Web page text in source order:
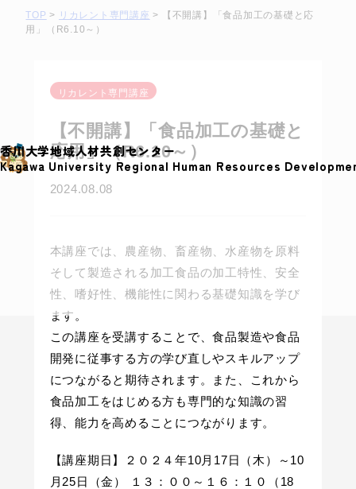
o
香川大学地域人材共創センター
Kagawa University Regional Human Resources
TOP > リカレント専門講座 >
【不開講】「食品加工の基礎と応
用」（R6.10～）
リカレント専門講座
【不開講】「食品加工の基礎と
応用」（R6.10～）
2024.08.08
本講座では、農産物、畜産物、水産物を原料
そして製造される加工食品の加工特性、安全
性、嗜好性、機能性に関わる基礎知識を学び
ます。
この講座を受講することで、食品製造や食品
開発に従事する方の学び直しやスキルアップ
につながると期待されます。また、これから
食品加工をはじめる方も専門的な知識の習
得、能力を高めることにつながります。
【講座期日】２０２４年10月17日（木）～10
月25日（金） １３：００～１６：１０（18